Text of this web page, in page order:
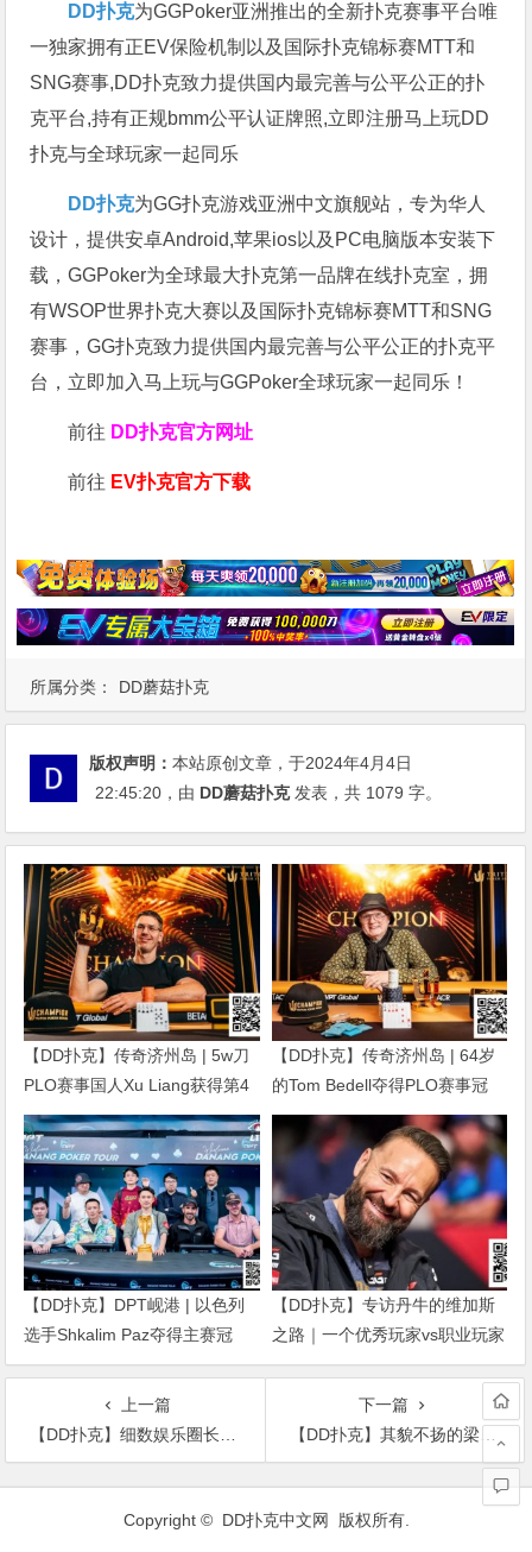
所属分类： DD蘑菇扑克
DD扑克为GGPoker亚洲推出的全新扑克赛事平台唯
一独家拥有正EV保险机制以及国际扑克锦标赛MTT和
SNG赛事,DD扑克致力提供国内最完善与公平公正的扑
克平台,持有正规bmm公平认证牌照,立即注册马上玩DD
扑克与全球玩家一起同乐
DD扑克为GG扑克游戏亚洲中文旗舰站，专为华人
设计，提供安卓Android,苹果ios以及PC电脑版本安装下
载，GGPoker为全球最大扑克第一品牌在线扑克室，拥
有WSOP世界扑克大赛以及国际扑克锦标赛MTT和SNG
赛事，GG扑克致力提供国内最完善与公平公正的扑克平
台，立即加入马上玩与GGPoker全球玩家一起同乐！
前往 DD扑克官方网址
前往 EV扑克官方下载
版权声明：本站原创文章，于2024年4月4日
22:45:20 ，由 DD蘑菇扑克发表，共 1079 字。
【DD扑克】传奇济州岛 | 5w刀
PLO赛事国人Xu Liang获得第4
名，匈牙利Gergo Nagy夺冠
【DD扑克】传奇济州岛 | 64岁
的Tom Bedell夺得PLO赛事冠
军，国人Shi Ning Dan获亚军
【DD扑克】DPT岘港 | 以色列
选手Shkalim Paz夺得主赛冠
军，“小火炉” 卢梓杰斩获季军
【DD扑克】专访丹牛的维加斯
之路｜一个优秀玩家vs职业玩家
的「最大差距」是什么？
上一篇
【DD扑克】细数娱乐圈长相胜似亲姐们的4对女星，网友：傻傻分不清
下一篇
【DD扑克】其貌不扬的梁天，成为中国喜剧界大咖
文
Copyright © DD扑克中文网 版权所有.